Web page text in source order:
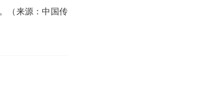
（来源：中国传